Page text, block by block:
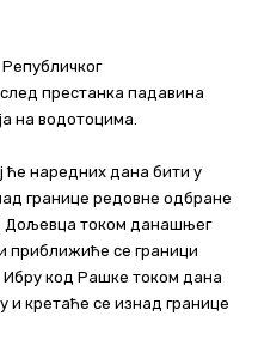
престанка падавина
на водотоцима.
ће наредних дана бити у
границе редовне одбране
Дољевца током данашњег
приближиће се граници
код Рашке током дана
и кретаће се изнад границе